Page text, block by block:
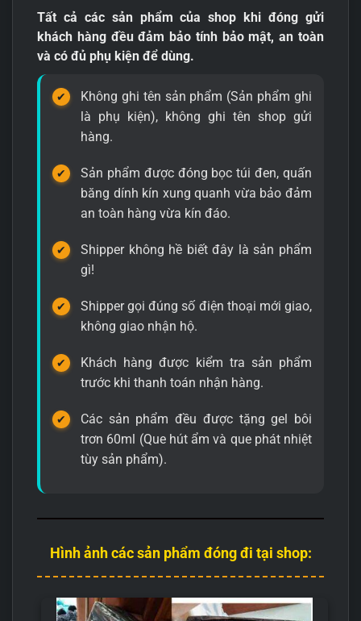
Tất cả các sản phẩm của shop khi đóng gửi
khách hàng đều đảm bảo tính bảo mật, an toàn
và có đủ phụ kiện để dùng.
Không ghi tên sản phẩm (Sản phẩm ghi
là phụ kiện), không ghi tên shop gửi
hàng.
Sản phẩm được đóng bọc túi đen, quấn
băng dính kín xung quanh vừa bảo đảm
an toàn hàng vừa kín đáo.
Shipper không hề biết đây là sản phẩm
gì!
Shipper gọi đúng số điện thoại mới giao,
không giao nhận hộ.
Khách hàng được kiểm tra sản phẩm
trước khi thanh toán nhận hàng.
Các sản phẩm đều được tặng gel bôi
trơn 60ml (Que hút ẩm và que phát nhiệt
tùy sản phẩm).
Hình ảnh các sản phẩm đóng đi tại shop: